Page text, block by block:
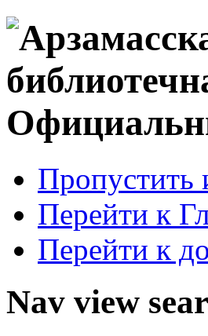
Пропустить
Перейти к
Перейти к
Nav view